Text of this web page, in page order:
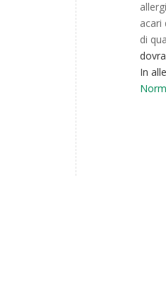
acari
di
In